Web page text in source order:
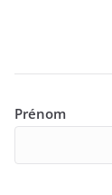
Prénom